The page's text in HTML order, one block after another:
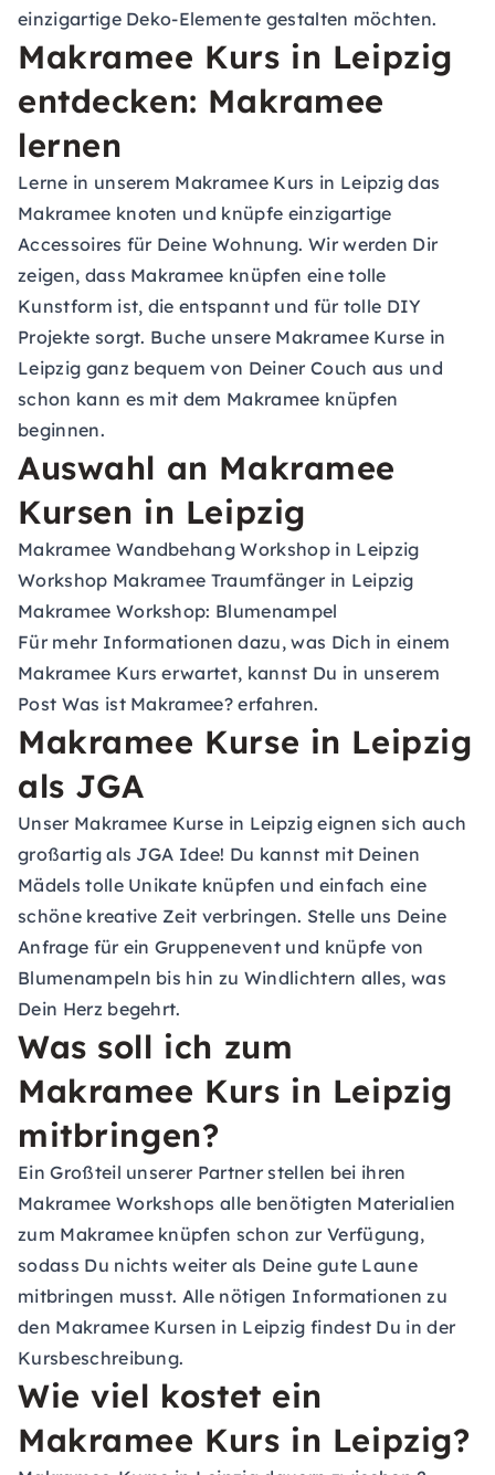
einzigartige Deko-Elemente gestalten möchten.
Makramee Kurs in Leipzig
entdecken: Makramee
lernen
Lerne in unserem Makramee Kurs in Leipzig das
Makramee knoten und knüpfe einzigartige
Accessoires für Deine Wohnung. Wir werden Dir
zeigen, dass Makramee knüpfen eine tolle
Kunstform ist, die entspannt und für tolle DIY
Projekte sorgt. Buche unsere Makramee Kurse in
Leipzig ganz bequem von Deiner Couch aus und
schon kann es mit dem Makramee knüpfen
beginnen.
Auswahl an Makramee
Kursen in Leipzig
Makramee Wandbehang Workshop in Leipzig
Workshop Makramee Traumfänger in Leipzig
Makramee Workshop: Blumenampel
Für mehr Informationen dazu, was Dich in einem
Makramee Kurs erwartet, kannst Du in unserem
Post Was ist Makramee? erfahren.
Makramee Kurse in Leipzig
als JGA
Unser Makramee Kurse in Leipzig eignen sich auch
großartig als JGA Idee! Du kannst mit Deinen
Mädels tolle Unikate knüpfen und einfach eine
schöne kreative Zeit verbringen. Stelle uns Deine
Anfrage für einGruppeneventund knüpfe von
Blumenampeln bis hin zu Windlichtern alles, was
Dein Herz begehrt.
Was soll ich zum
Makramee Kurs in Leipzig
mitbringen?
Ein Großteil unserer Partner stellen bei ihren
Makramee Workshops alle benötigten Materialien
zum Makramee knüpfen schon zur Verfügung,
sodass Du nichts weiter als Deine gute Laune
mitbringen musst. Alle nötigen Informationen zu
den Makramee Kursen in Leipzig findest Du in der
Kursbeschreibung.
Wie viel kostet ein
Makramee Kurs in Leipzig?